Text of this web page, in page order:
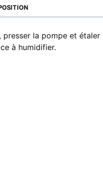
presser la pompe et étaler
à humidifier.